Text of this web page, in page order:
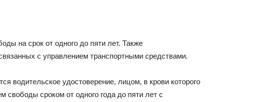
на срок от одного до пяти лет. Также
с управлением транспортными средствами.
водительское удостоверение, лицом, в крови которого
сроком от одного года до пяти лет с